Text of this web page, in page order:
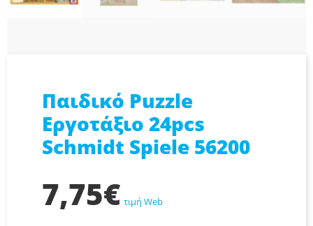
Παιδικό Puzzle
Εργοτάξιο 24pcs
Schmidt Spiele 56200
7,75€ τιμή Web